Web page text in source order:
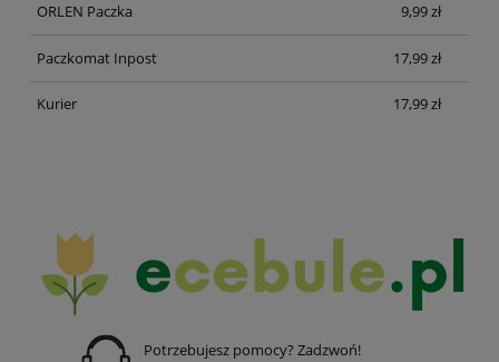
ORLEN Paczka 9,99 zł
Paczkomat Inpost 17,99 zł
Kurier 17,99 zł
Potrzebujesz pomocy? Zadzwoń!